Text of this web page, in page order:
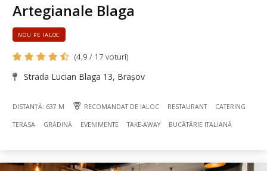
Artegianale Blaga
NOU PE IALOC
(4,9 / 17 voturi)
Strada Lucian Blaga 13, Brașov
DISTANȚĂ: 637 M RECOMANDAT DE IALOC RESTAURANT CATERING
TERASA GRĂDINĂ EVENIMENTE TAKE-AWAY BUCÃTÃRIE ITALIANĂ